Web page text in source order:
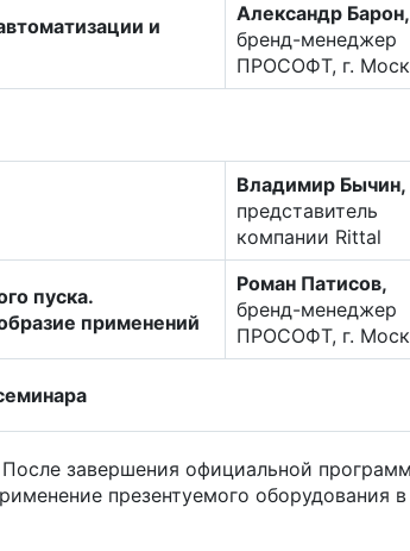
и
Александр Барон,
бренд-менеджер
ПРОСОФТ, г.
Владимир Бычин,
представитель
компании Rittal
пуска.
применений
Роман Патисов,
бренд-менеджер
ПРОСОФТ, г.
завершения официальной
презентуемого оборудования в